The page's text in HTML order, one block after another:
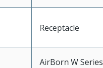
Receptacle
AirBorn W Series